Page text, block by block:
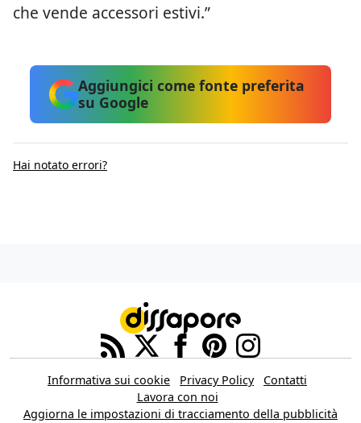
che vende accessori estivi.”
Aggiungici come fonte preferita
su Google
Hai notato errori?
Informativa sui cookie Privacy Policy
Contatti
Lavora con noi
Aggiorna le impostazioni di tracciamento della pubblicità